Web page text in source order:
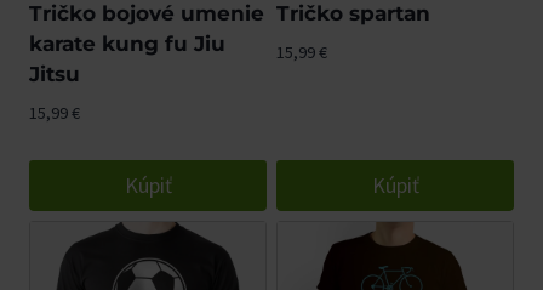
Tričko bojové umenie
karate kung fu Jiu
Jitsu
15,99€
Kúpiť
Tričko spartan
15,99€
Kúpiť